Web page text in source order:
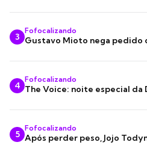
3
Fofocalizando
Gustavo Mioto nega pedido
4
Fofocalizando
The Voice: noite especial da
5
Fofocalizando
Após perder peso, Jojo